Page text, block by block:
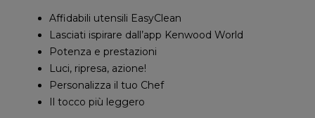
Affidabili utensili EasyClean
Lasciati ispirare dall’app Kenwood World
Potenza e prestazioni
Luci, ripresa, azione!
Personalizza il tuo Chef
Il tocco più leggero